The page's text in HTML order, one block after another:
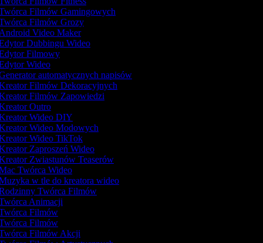
Filmów Gamingowych
Filmów Grozy
Video Maker
Dubbingu Wideo
Filmowy
Wideo
automatycznych napisów
Filmów Dekoracyjnych
Filmów Zapowiedzi
Outro
Wideo DIY
Wideo Modowych
Wideo TikTok
Zaproszeń Wideo
Zwiastunów Teaserów
Twórca Wideo
w tle do kreatora wideo
Twórca Filmów
Animacji
Filmów
Filmów
Filmów Akcji